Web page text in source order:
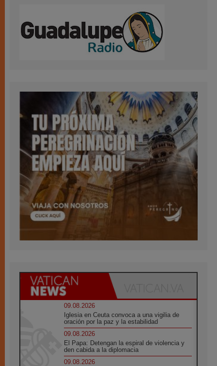
09.08.2026
Iglesia en Ceuta convoca a una vigilia de
oración por la paz y la estabilidad
09.08.2026
El Papa: Detengan la espiral de violencia y
den cabida a la diplomacia
09.08.2026